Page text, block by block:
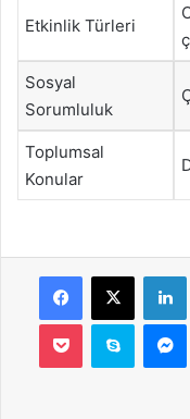
Etkinlik Türleri
Sosyal
Sorumluluk
Toplumsal
Konular
Facebook
X
Pocket Skype